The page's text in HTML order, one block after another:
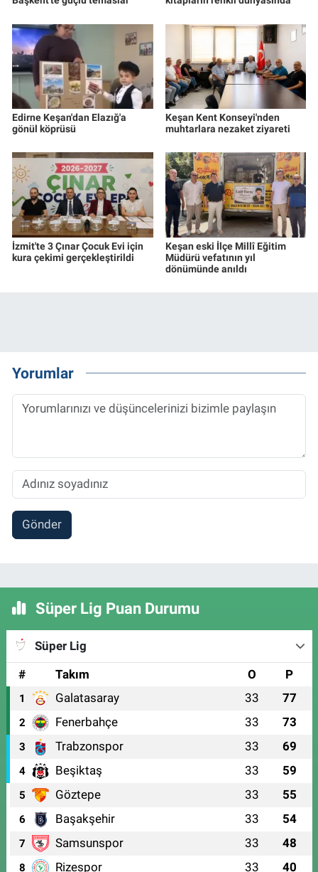
Edirne Keşan'dan Elazığ'a
gönül köprüsü
Keşan Kent Konseyi'nden
muhtarlara nezaket ziyareti
İzmit'te 3 Çınar Çocuk Evi için
kura çekimi gerçekleştirildi
Keşan eski İlçe Millî Eğitim
Müdürü vefatının yıl
dönümünde anıldı
Yorumlar
Gönder
Süper Lig Puan Durumu
Süper Lig
#
Takım O P
1 Galatasaray 33 77
2 Fenerbahçe 33 73
3 Trabzonspor 33 69
4 Beşiktaş 33 59
5 Göztepe 33 55
6 Başakşehir 33 54
7 Samsunspor 33 48
8 Rizespor 33 40